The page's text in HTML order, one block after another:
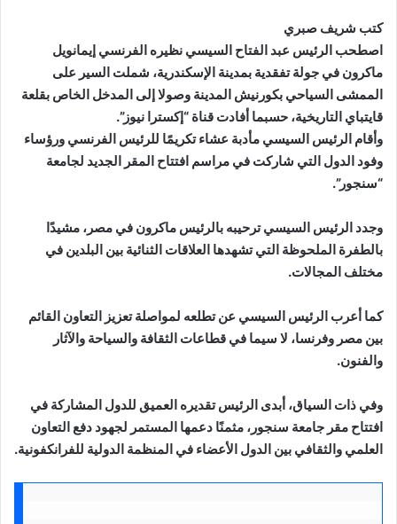
كتب شريف صبري
اصطحب الرئيس عبد الفتاح السيسي نظيره الفرنسي إيمانويل
ماكرون في جولة تفقدية بمدينة الإسكندرية، شملت السير على
الممشى السياحي بكورنيش المدينة وصولا إلى المدخل الخاص بقلعة
قايتباي التاريخية، حسبما أفادت قناة “إكسترا نيوز”.
وأقام الرئيس السيسي مأدبة عشاء تكريمًا للرئيس الفرنسي ورؤساء
وفود الدول التي شاركت في مراسم افتتاح المقر الجديد لجامعة
“سنجور”.
وجدد الرئيس السيسي ترحيبه بالرئيس ماكرون في مصر، مشيدًا
بالطفرة الملحوظة التي تشهدها العلاقات الثنائية بين البلدين في
مختلف المجالات.
كما أعرب الرئيس السيسي عن تطلعه لمواصلة تعزيز التعاون القائم
بين مصر وفرنسا، لا سيما في قطاعات الثقافة والسياحة والآثار
والفنون.
وفي ذات السياق، أبدى الرئيس تقديره العميق للدول المشاركة في
افتتاح مقر جامعة سنجور، مثمنًا دعمها المستمر لجهود دفع التعاون
العلمي والثقافي بين الدول الأعضاء في المنظمة الدولية للفرانكفونية.